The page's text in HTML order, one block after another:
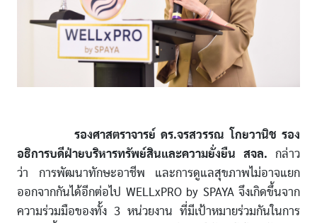
รองศาสตราจารย์ ดร.จรสวรรณ โกยวานิช รอง
อธิการบดีฝ่ายบริหารทรัพย์สินและความยั่งยืน สจล. กล่าว
ว่า การพัฒนาทักษะอาชีพ และการดูแลสุขภาพไม่อาจแยก
ออกจากกันได้อีกต่อไป WELLxPRO by SPAYA จึงเกิดขึ้นจาก
ความร่วมมือของทั้ง 3 หน่วยงาน ที่มีเป้าหมายร่วมกันในการ